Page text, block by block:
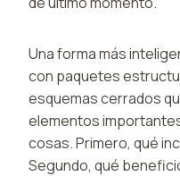
Una forma más
con paquetes
esquemas cerrados
elementos
cosas. Primero, qué
Segundo, qué